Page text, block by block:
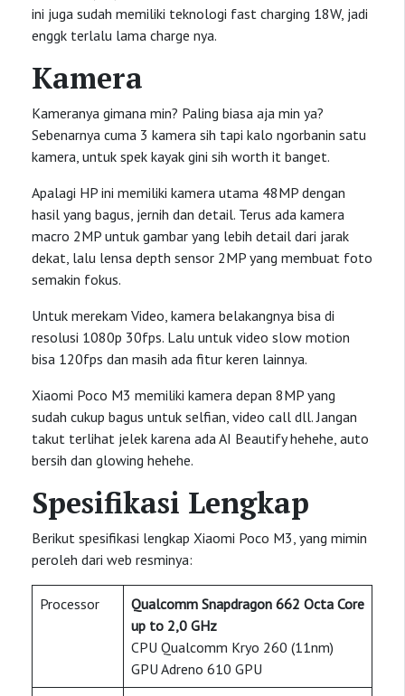
ini juga sudah memiliki teknologi fast charging 18W, jadi
enggk terlalu lama charge nya.
Kamera
Kameranya gimana min? Paling biasa aja min ya?
Sebenarnya cuma 3 kamera sih tapi kalo ngorbanin satu
kamera, untuk spek kayak gini sih worth it banget.
Apalagi HP ini memiliki kamera utama 48MP dengan
hasil yang bagus, jernih dan detail. Terus ada kamera
macro 2MP untuk gambar yang lebih detail dari jarak
dekat, lalu lensa depth sensor 2MP yang membuat foto
semakin fokus.
Untuk merekam Video, kamera belakangnya bisa di
resolusi 1080p 30fps. Lalu untuk video slow motion
bisa 120fps dan masih ada fitur keren lainnya.
Xiaomi Poco M3 memiliki kamera depan 8MP yang
sudah cukup bagus untuk selfian, video call dll. Jangan
takut terlihat jelek karena ada AI Beautify hehehe, auto
bersih dan glowing hehehe.
Spesifikasi Lengkap
Berikut spesifikasi lengkap Xiaomi Poco M3, yang mimin
peroleh dari web resminya:
Processor
Qualcomm Snapdragon 662 Octa Core
up to 2,0 GHz
CPU Qualcomm Kryo 260 (11nm)
GPU Adreno 610 GPU